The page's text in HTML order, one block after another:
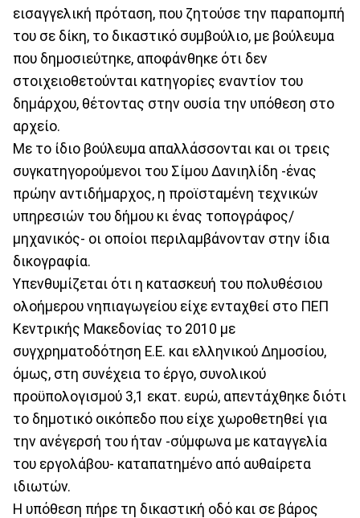
εισαγγελική πρόταση, που ζητούσε την παραπομπή
του σε δίκη, το δικαστικό συμβούλιο, με βούλευμα
που δημοσιεύτηκε, αποφάνθηκε ότι δεν
στοιχειοθετούνται κατηγορίες εναντίον του
δημάρχου, θέτοντας στην ουσία την υπόθεση στο
αρχείο.
Με το ίδιο βούλευμα απαλλάσσονται και οι τρεις
συγκατηγορούμενοι του Σίμου Δανιηλίδη -ένας
πρώην αντιδήμαρχος, η προϊσταμένη τεχνικών
υπηρεσιών του δήμου κι ένας τοπογράφος/
μηχανικός- οι οποίοι περιλαμβάνονταν στην ίδια
δικογραφία.
Υπενθυμίζεται ότι η κατασκευή του πολυθέσιου
ολοήμερου νηπιαγωγείου είχε ενταχθεί στο ΠΕΠ
Κεντρικής Μακεδονίας το 2010 με
συγχρηματοδότηση Ε.Ε. και ελληνικού Δημοσίου,
όμως, στη συνέχεια το έργο, συνολικού
προϋπολογισμού 3,1 εκατ. ευρώ, απεντάχθηκε διότι
το δημοτικό οικόπεδο που είχε χωροθετηθεί για
την ανέγερσή του ήταν -σύμφωνα με καταγγελία
του εργολάβου- καταπατημένο από αυθαίρετα
ιδιωτών.
Η υπόθεση πήρε τη δικαστική οδό και σε βάρος